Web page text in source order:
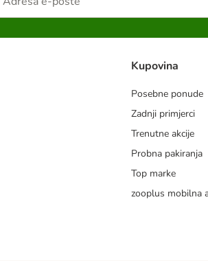
Kupovina
Posebne ponude
Zadnji primjerci
Trenutne akcije
Probna pakiranja
Top marke
zooplus mobilna